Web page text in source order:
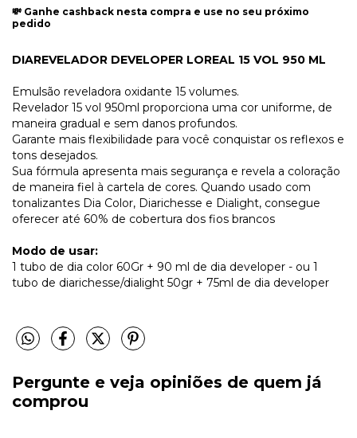
💸 Ganhe cashback nesta compra e use no seu próximo
pedido
DIAREVELADOR DEVELOPER LOREAL 15 VOL 950 ML
Emulsão reveladora oxidante 15 volumes.
Revelador 15 vol 950ml proporciona uma cor uniforme, de
maneira gradual e sem danos profundos.
Garante mais flexibilidade para você conquistar os reflexos e
tons desejados.
Sua fórmula apresenta mais segurança e revela a coloração
de maneira fiel à cartela de cores. Quando usado com
tonalizantes Dia Color, Diarichesse e Dialight, consegue
oferecer até 60% de cobertura dos fios brancos
Modo de usar:
1 tubo de dia color 60Gr + 90 ml de dia developer - ou 1
tubo de diarichesse/dialight 50gr + 75ml de dia developer
Pergunte e veja opiniões de quem já
comprou